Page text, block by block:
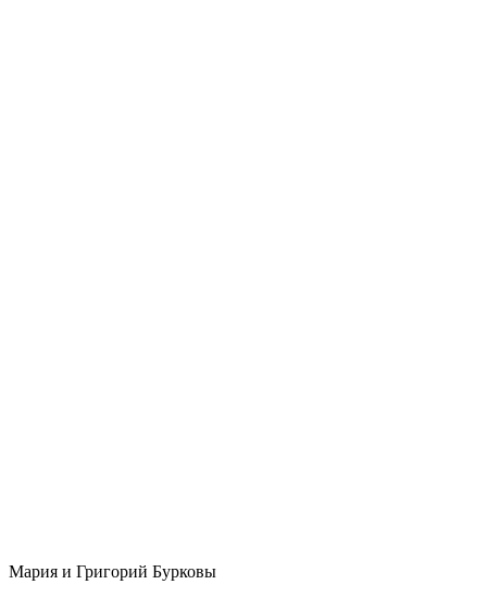
Мария и Григорий Бурковы